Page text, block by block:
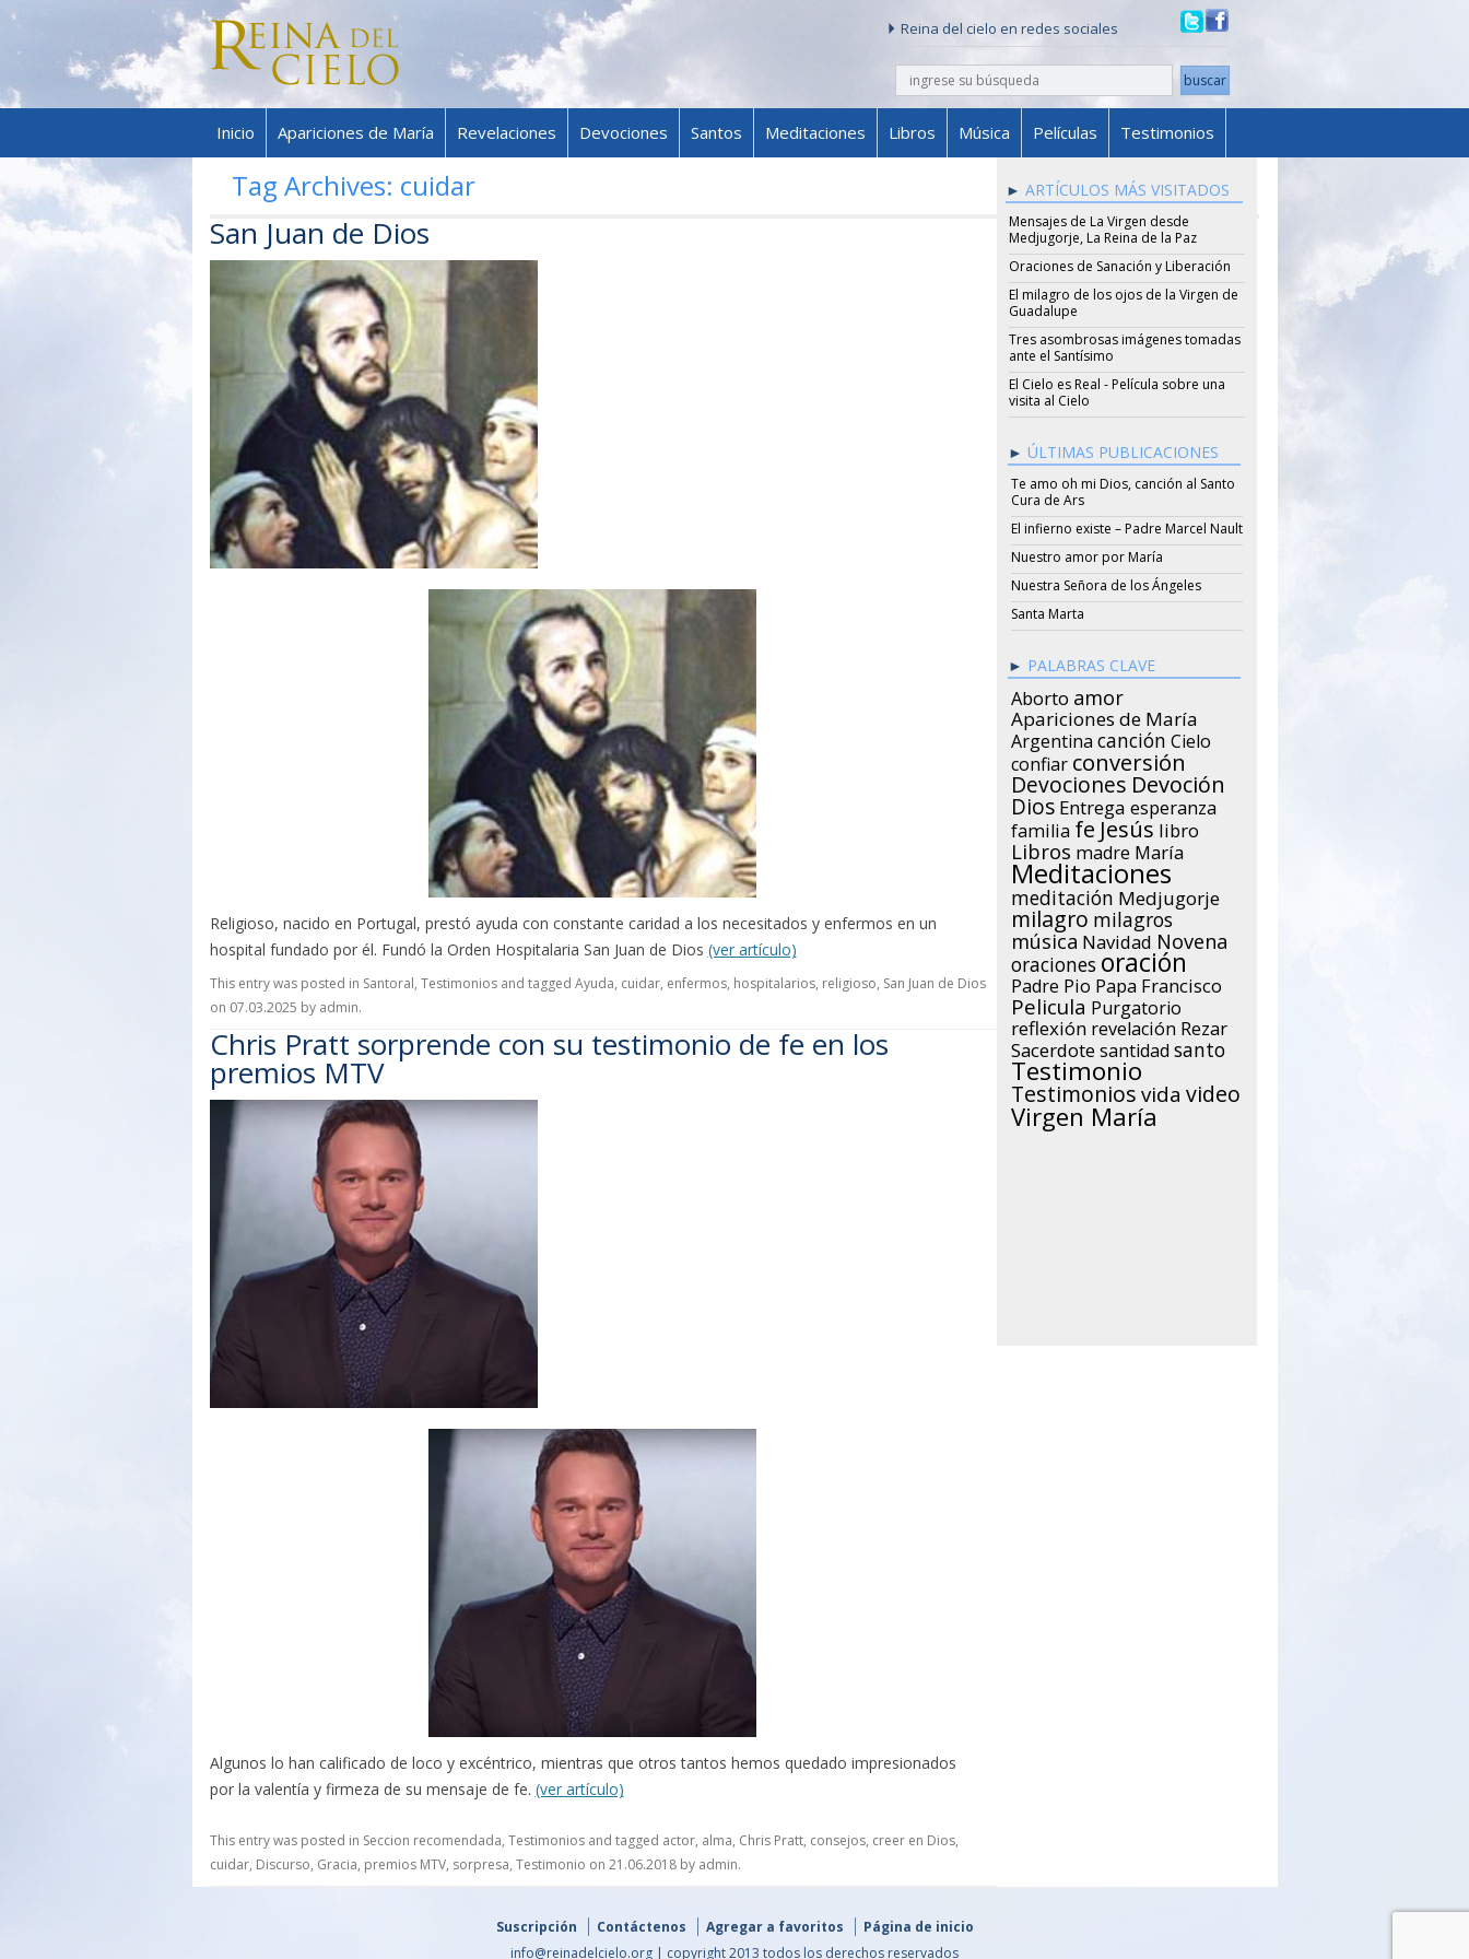
Reina del cielo en redes sociales
buscar
Skip to content
Inicio Apariciones de María Revelaciones Devociones Santos Meditaciones Libros Música Películas Testimonios
Tag Archives: cuidar
San Juan de Dios
Religioso, nacido en Portugal, prestó ayuda con constante caridad a los necesitados y enfermos en un
hospital fundado por él. Fundó la Orden Hospitalaria San Juan de Dios (ver artículo)
This entry was posted in Santoral, Testimoniosand tagged Ayuda, cuidar, enfermos, hospitalarios, religioso, San Juan de Dios
on 07.03.2025 by admin.
Chris Pratt sorprende con su testimonio de fe en los
premios MTV
Algunos lo han calificado de loco y excéntrico, mientras que otros tantos hemos quedado impresionados
por la valentía y firmeza de su mensaje de fe. (ver artículo)
This entry was posted in Seccion recomendada, Testimoniosand tagged actor, alma, Chris Pratt, consejos, creer en Dios,
cuidar, Discurso, Gracia, premios MTV, sorpresa, Testimonio on 21.06.2018by admin.
ARTÍCULOS MÁS VISITADOS
Mensajes de La Virgen desde
Medjugorje, La Reina de la Paz
Oraciones de Sanación y Liberación
El milagro de los ojos de la Virgen de
Guadalupe
Tres asombrosas imágenes tomadas
ante el Santísimo
El Cielo es Real - Película sobre una
visita al Cielo
ÚLTIMAS PUBLICACIONES
Te amo oh mi Dios, canción al Santo
Cura de Ars
El infierno existe – Padre Marcel Nault
Nuestro amor por María
Nuestra Señora de los Ángeles
Santa Marta
PALABRAS CLAVE
Aborto amor
Apariciones de María
Argentina canción Cielo
confiar conversión
Devociones Devoción
Dios Entrega esperanza
familia fe Jesús libro
Libros madre María
Meditaciones
meditación Medjugorje
milagro milagros
música Navidad Novena
oraciones oración
Padre Pio Papa Francisco
Pelicula Purgatorio
reflexión revelación Rezar
Sacerdote santidad santo
Testimonio
Testimonios vida video
Virgen María
Suscripción Contáctenos Agregar a favoritos
Página de inicio
info@reinadelcielo.org | copyright 2013 todos los derechos reservados